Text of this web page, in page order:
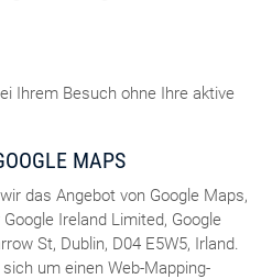
Ihrem Besuch ohne Ihre aktive
MAPS
das Angebot von Google Maps,
Ireland Limited, Google
St, Dublin, D04 E5W5, Irland.
um einen Web-Mapping-